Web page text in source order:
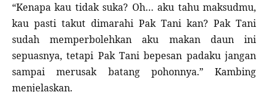
“Kenapa kau tidak suka? Oh… aku tahu maksudmu,
kau pasti takut dimarahi Pak Tani kan? Pak Tani
sudah memperbolehkan aku makan daun ini
sepuasnya, tetapi Pak Tani bepesan padaku jangan
sampai merusak batang pohonnya.” Kambing
menjelaskan.